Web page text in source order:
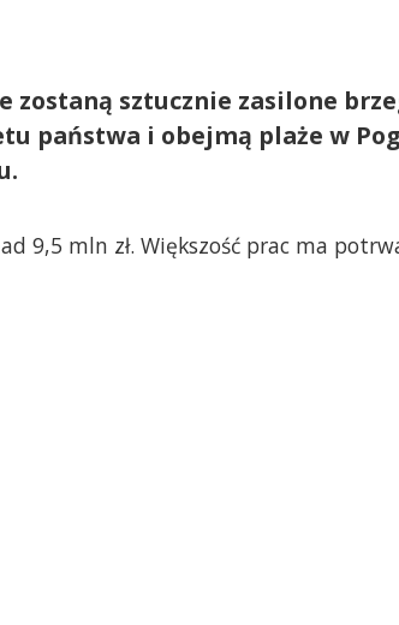
zostaną sztucznie zasilone
państwa i obejmą plaże w
9,5 mln zł. Większość prac ma